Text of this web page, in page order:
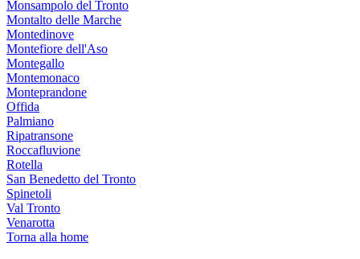
Monsampolo del Tronto
Montalto delle Marche
Montedinove
Montefiore dell'Aso
Montegallo
Montemonaco
Monteprandone
Offida
Palmiano
Ripatransone
Roccafluvione
Rotella
San Benedetto del Tronto
Spinetoli
Val Tronto
Venarotta
Torna alla home